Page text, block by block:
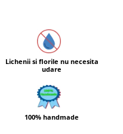
Lichenii si florile nu necesita
udare
100% handmade